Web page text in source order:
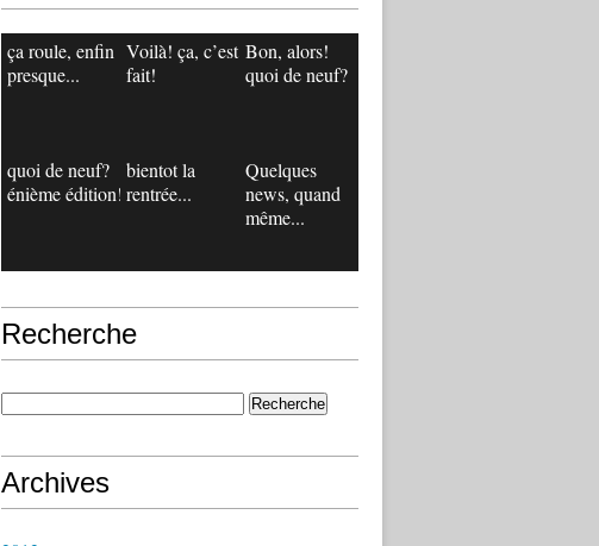
ça roule, enfin
presque...
Voilà! ça, c’est
fait!
Bon, alors!
quoi de neuf?
quoi de neuf?
énième édition!
bientot la
rentrée...
Quelques
news, quand
même...
Recherche
Archives